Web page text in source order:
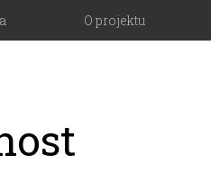
O projektu